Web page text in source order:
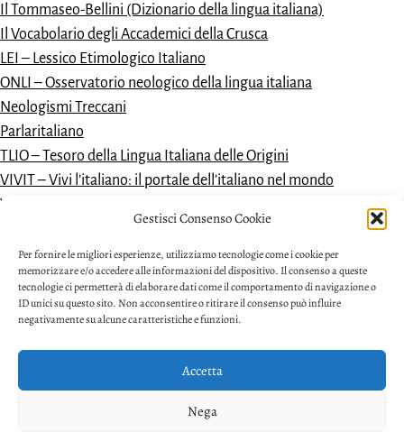
Gestisci Consenso Cookie
Per fornire le migliori esperienze, utilizziamo tecnologie come i cookie per
memorizzare e/o accedere alle informazioni del dispositivo. Il consenso a queste
tecnologie ci permetterà di elaborare dati come il comportamento di navigazione o
ID unici su questo sito. Non acconsentire o ritirare il consenso può influire
negativamente su alcune caratteristiche e funzioni.
Accetta
Nega
Il Tommaseo-Bellini (Dizionario della lingua italiana)
Il Vocabolario degli Accademici della Crusca
LEI – Lessico Etimologico Italiano
ONLI – Osservatorio neologico della lingua italiana
Neologismi Treccani
Parlaritaliano
TLIO – Tesoro della Lingua Italiana delle Origini
VIVIT – Vivi l’italiano: il portale dell’italiano nel mondo
Vocabolario dantesco
VoDIM – Vocabolario dell’italiano moderno